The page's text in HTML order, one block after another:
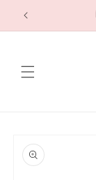
videre til